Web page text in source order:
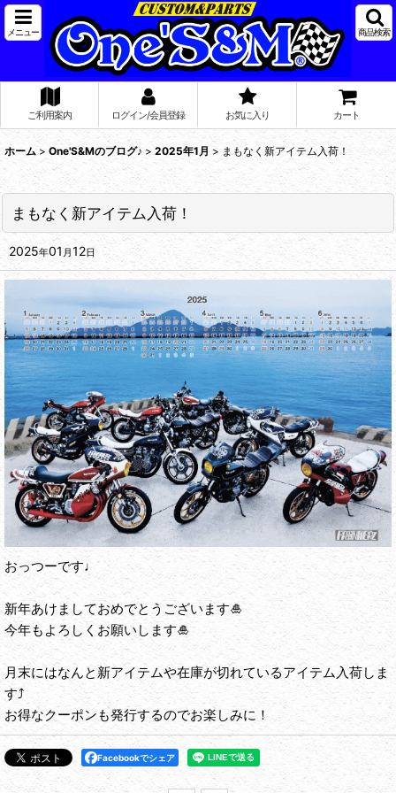
メニュー 商品検索
ご利用案内 ログイン/会員登録 お気に入り カート
ホーム > One'S&Mのブログ♪ > 2025年1月 > まもなく新アイテム入荷！
まもなく新アイテム入荷！
2025年01月12日
おっつーです♩
新年あけましておめでとうございます🎍
今年もよろしくお願いします🎍
月末にはなんと新アイテムや在庫が切れているアイテム入荷しま
す⤴️
お得なクーポンも発行するのでお楽しみに！
Facebookでシェア